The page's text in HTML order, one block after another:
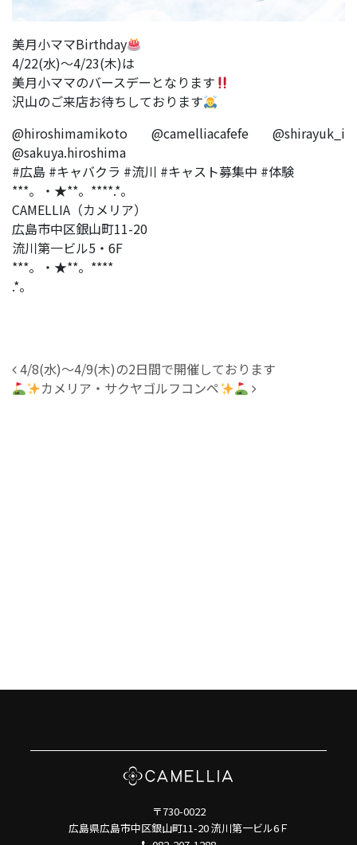
美月小ママBirthday
4/22(水)〜4/23(木)は
美月小ママのバースデーとなります
沢山のご来店お待ちしております
@hiroshimamikoto @camelliacafefe @shirayuk_i
@sakuya.hiroshima
#広島 #キャバクラ #流川 #キャスト募集中 #体験
***。・★**。****.*。
CAMELLIA（カメリア）
広島市中区銀山町11-20
流川第一ビル5・6F
***。・★**。****
.*。
投稿ナビゲーション
4/8(水)〜4/9(木)の2日間で開催しております
カメリア・サクヤゴルフコンペ
〒730-0022
広島県広島市中区銀山町11-20 流川第一ビル6Ｆ